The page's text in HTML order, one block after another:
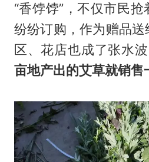
“香饽饽”，不仅市民
纷纷订购，作为赠品
区、花店也成了张水
亩地产出的艾草就销售